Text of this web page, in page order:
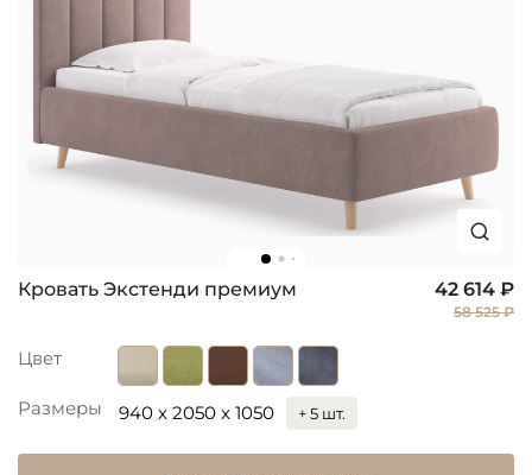
Кровать Экстенди премиум 42 614 ₽
58 525 ₽
Цвет
Размеры 940 x 2050 x 1050 + 5 шт.